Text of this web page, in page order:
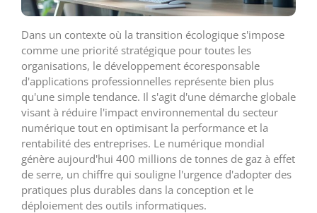
Dans un contexte où la transition écologique s'impose
comme une priorité stratégique pour toutes les
organisations, le développement écoresponsable
d'applications professionnelles représente bien plus
qu'une simple tendance. Il s'agit d'une démarche globale
visant à réduire l'impact environnemental du secteur
numérique tout en optimisant la performance et la
rentabilité des entreprises. Le numérique mondial
génère aujourd'hui 400 millions de tonnes de gaz à effet
de serre, un chiffre qui souligne l'urgence d'adopter des
pratiques plus durables dans la conception et le
déploiement des outils informatiques.